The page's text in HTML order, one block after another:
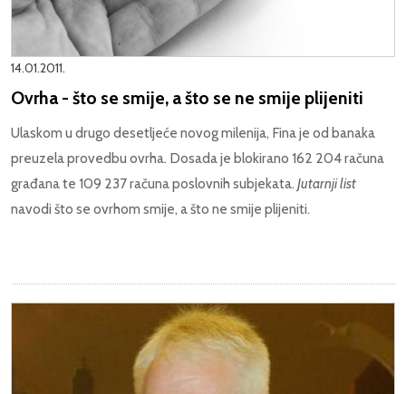
14.01.2011.
Ovrha - što se smije, a što se ne smije plijeniti
Ulaskom u drugo desetljeće novog milenija, Fina je od banaka
preuzela provedbu ovrha. Dosada je blokirano 162 204 računa
građana te 109 237 računa poslovnih subjekata. Jutarnji list
navodi što se ovrhom smije, a što ne smije plijeniti.